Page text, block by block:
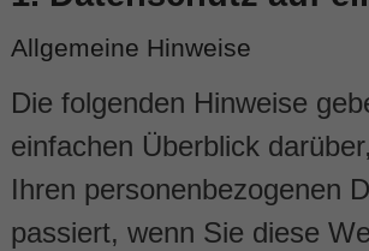
Allgemeine Hinweise
Die folgenden Hinweise
einfachen Überblick
Ihren personenbezogenen
passiert, wenn Sie diese